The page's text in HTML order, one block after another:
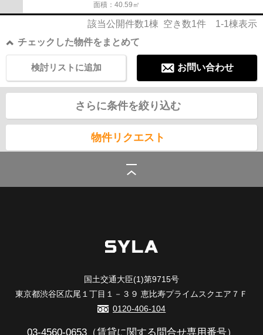
面積：40.59㎡
該当公開件数1棟 空き数1件 1-1棟表示
チェックした物件をまとめて
お問い合わせ
検討リストに追加
さらに条件を絞り込む
物件リクエスト
東京メトロ日比谷線
国土交通大臣(1)第9715号
東京都渋谷区広尾１丁目１－３９ 恵比寿プライムスクエア７Ｆ
0120-406-104
03-4560-0653（賃貸に関する問合せ専用番号）